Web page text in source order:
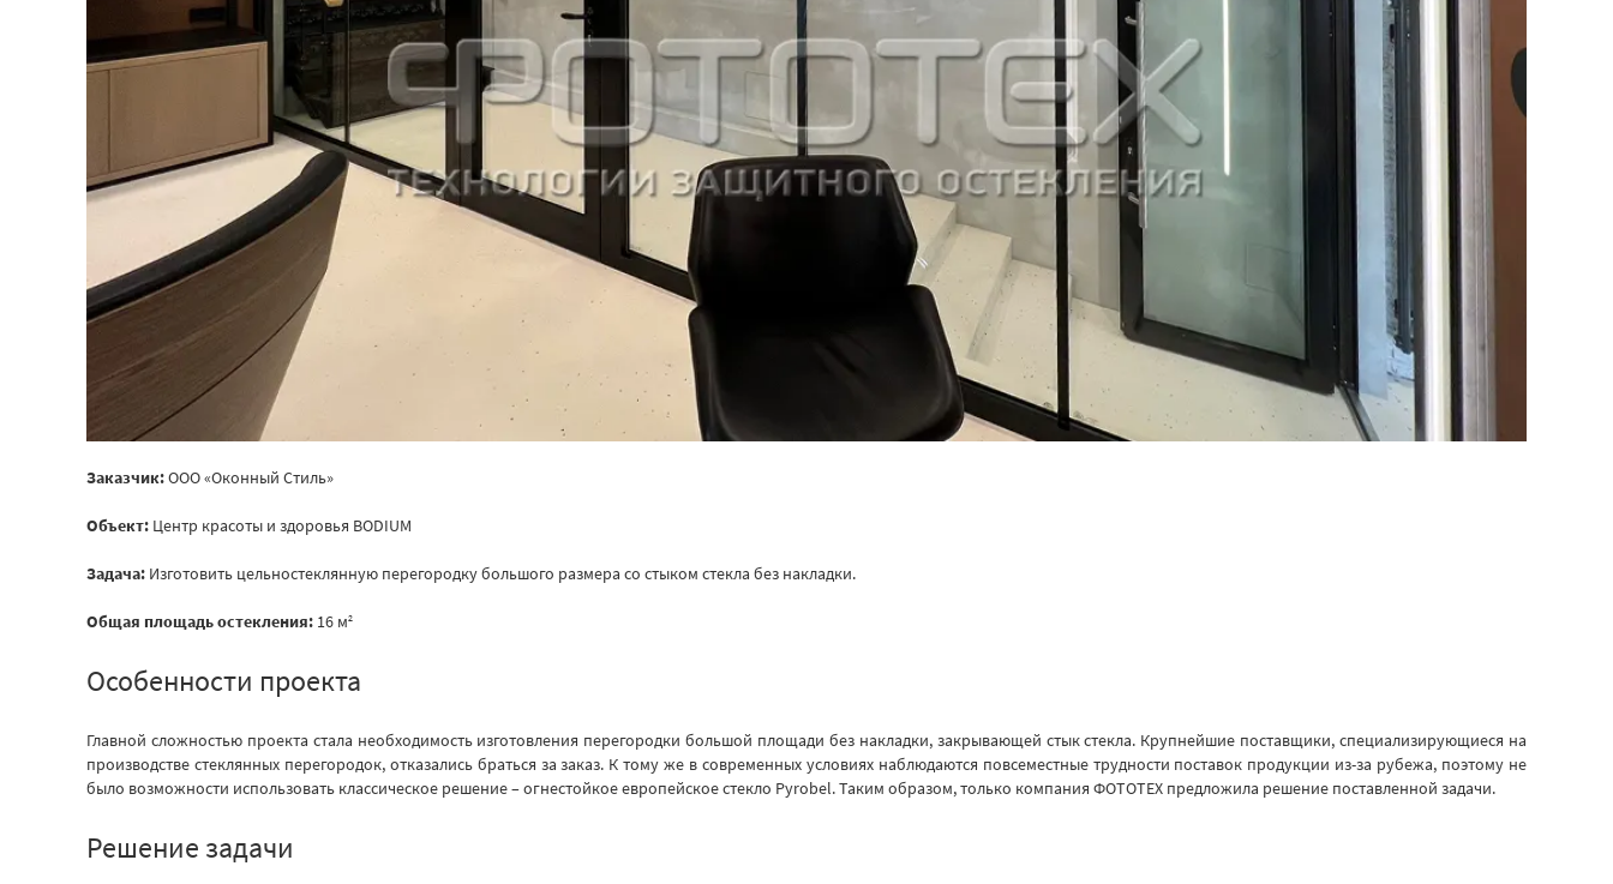
Заказчик:ООО «Оконный Стиль»
Объект: Центр красоты и здоровья BODIUM
Задача: Изготовить цельностеклянную перегородку большого размера со стыком стекла без накладки.
Общая площадь остекления: 16 м2
Особенности проекта
Главной сложностью проекта стала необходимость изготовления перегородки большой площади без накладки, закрывающей стык стекла. Крупнейшие поставщики, специализирующиеся на
производстве стеклянных перегородок, отказались браться за заказ. К тому же в современных условиях наблюдаются повсеместные трудности поставок продукции из-за рубежа, поэтому не
было возможности использовать классическое решение – огнестойкое европейское стекло Pyrobel. Таким образом, только компания ФОТОТЕХ предложила решение поставленной задачи.
Решение задачи